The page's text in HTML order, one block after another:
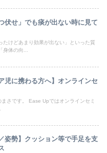
伏せ」でも痰が出ない時に見て
たけどあまり効果が出ない」といった質
身体の向...
児に携わる方へ】オンラインセ
さです。 Ease Upではオンラインセミ
姿勢】クッション等で手足を支